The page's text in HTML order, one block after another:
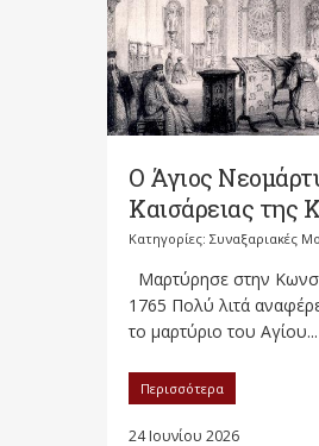
Ο Άγιος
Καισάρειας της
Κατηγορίες: Συναξαριακές
Μαρτύρησε στην
1765 Πολύ λιτά
το μαρτύριο του Αγίου...
Περισσότερα
24 Ιουνίου 2026